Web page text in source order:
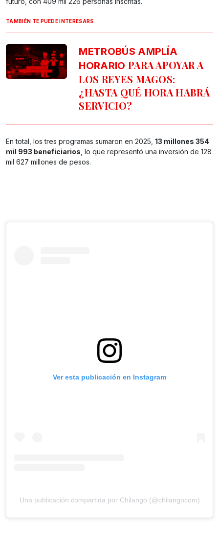
TAMBIÉN TE PUEDE INTERESARS
METROBÚS AMPLÍA
HORARIO PARA APOYAR A
LOS REYES MAGOS:
¿HASTA QUÉ HORA HABRÁ
SERVICIO?
En total, los tres programas sumaron en 2025, 13 millones 354
mil 993 beneficiarios, lo que representó una inversión de 128
mil 627 millones de pesos.
Ver esta publicación en Instagram
Una publicación compartida por Chilango (@chilangocom)